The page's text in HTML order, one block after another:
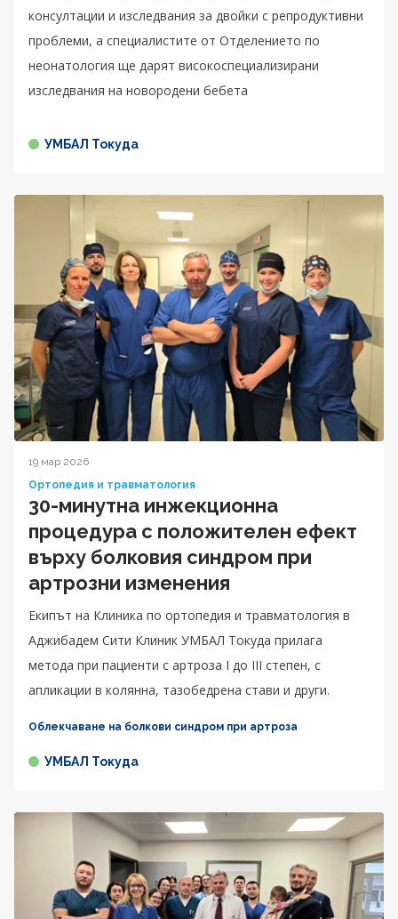
консултации и изследвания за двойки с репродуктивни
проблеми, а специалистите от Отделението по
неонатология ще дарят високоспециализирани
изследвания на новородени бебета
УМБАЛ Токуда
19 мар 2026
Ортопедия и травматология
30-минутна инжекционна
процедура с положителен ефект
върху болковия синдром при
артрозни изменения
Екипът на Клиника по ортопедия и травматология в
Аджибадем Сити Клиник УМБАЛ Токуда прилага
метода при пациенти с артроза I до III степен, с
апликации в колянна, тазобедрена стави и други.
Облекчаване на болкови синдром при артроза
УМБАЛ Токуда